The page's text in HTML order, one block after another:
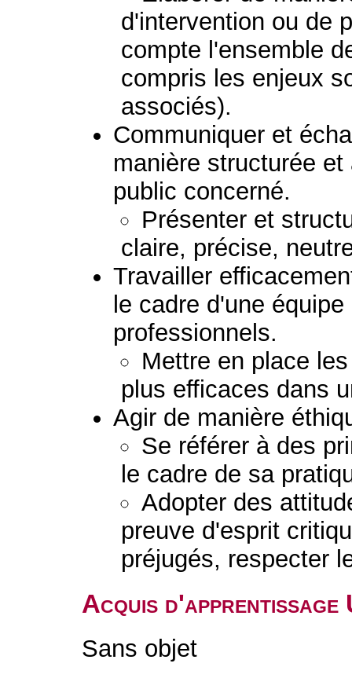
d'intervention ou de
compte l'ensemble
compris les enjeux
associés).
Communiquer et
manière structurée
public concerné.
Présenter et
claire, précise,
Travailler
le cadre d'une
professionnels.
Mettre en place
plus efficaces dans
Agir de manière
Se référer à des
le cadre de sa
Adopter des
preuve d'esprit
préjugés, respecter
Acquis d'apprentissage
Sans objet